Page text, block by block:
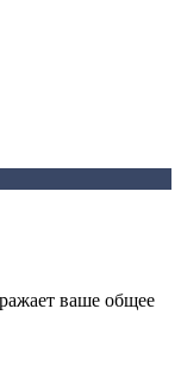
ваше общее